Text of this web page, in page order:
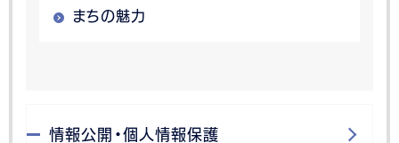
まちの魅力
情報公開・個人情報保護